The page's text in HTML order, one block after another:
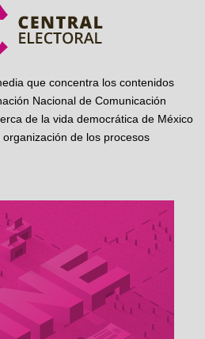
que concentra los contenidos
Nacional de Comunicación
de la vida democrática de México
de los procesos